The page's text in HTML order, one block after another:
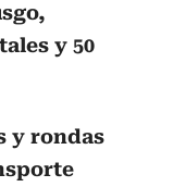
y 50
y rondas